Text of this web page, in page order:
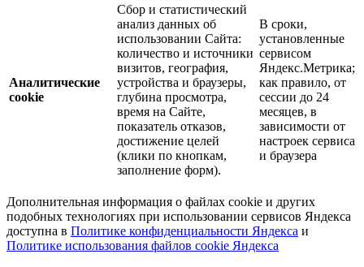
Аналитические
cookie
Сбор и статистический
анализ данных об
использовании Сайта:
количество и источники
визитов, география,
устройства и браузеры,
глубина просмотра,
время на Сайте,
показатель отказов,
достижение целей
(клики по кнопкам,
заполнение форм).
В сроки,
установленные
сервисом
Яндекс.Метрика;
как правило, от
сессии до 24
месяцев, в
зависимости от
настроек сервиса
и браузера
Дополнительная информация о файлах cookie и других
подобных технологиях при использовании сервисов Яндекса
доступна в Политике конфиденциальности Яндекса и
Политике использования файлов cookie Яндекса